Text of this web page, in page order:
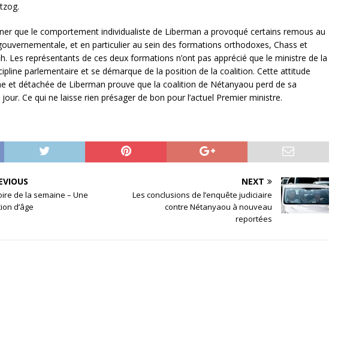
que le comportement individualiste de Liberman a provoqué certains remous au
et en particulier au sein des formations orthodoxes, Chass et
Les représentants de ces deux formations n’ont pas apprécié que le ministre de la
parlementaire et se démarque de la position de la coalition. Cette attitude
et détachée de Liberman prouve que la coalition de Nétanyaou perd de sa
Ce qui ne laisse rien présager de bon pour l’actuel Premier ministre.
de la semaine – Une
d’âge
NEXT
Les conclusions de l’enquête judiciaire
contre Nétanyaou à nouveau
reportées